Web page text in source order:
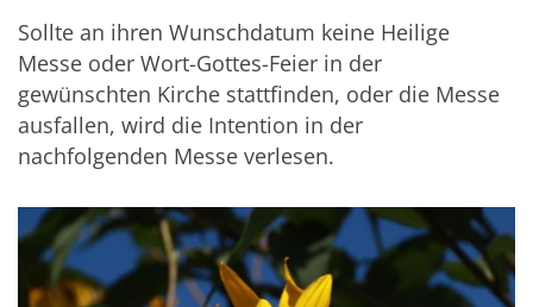
Sollte an ihren Wunschdatum keine Heilige
Messe oder Wort-Gottes-Feier in der
gewünschten Kirche stattfinden, oder die Messe
ausfallen, wird die Intention in der
nachfolgenden Messe verlesen.